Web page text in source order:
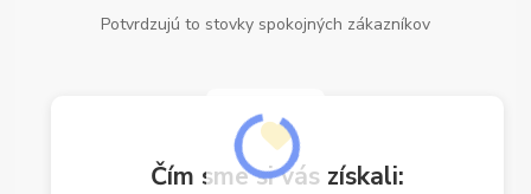
Potvrdzujú to stovky spokojných zákazníkov
Čím sme si vás získali: